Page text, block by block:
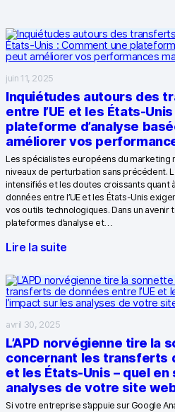
[EN] Changelog
Analytics pour
Analytics pour
Tag
Activation des
Respect de la
Suivi et
Passage de
Google
Piano
Matomo
juin 11, 2025
Inquiétudes autours des
entre l’UE et les États-
plateforme d’analyse
améliorer vos
Les spécialistes européens du marketing
niveaux de perturbation sans précédent.
intensifiés et les doutes croissants quant
données entre l’UE et les États-Unis
vos outils technologiques. Dans un avenir
plateformes d’analyse et…
Lire la suite
avril 30, 2025
L’APD norvégienne tire la
concernant les transferts
et les États-Unis – quel en
analyses de votre site
Si votre entreprise s’appuie sur Google